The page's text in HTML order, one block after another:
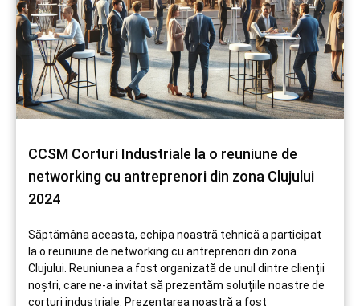
CCSM Corturi Industriale la o reuniune de
networking cu antreprenori din zona Clujului
2024
Săptămâna aceasta, echipa noastră tehnică a participat
la o reuniune de networking cu antreprenori din zona
Clujului. Reuniunea a fost organizată de unul dintre clienții
noștri, care ne-a invitat să prezentăm soluțiile noastre de
corturi industriale. Prezentarea noastră a fost